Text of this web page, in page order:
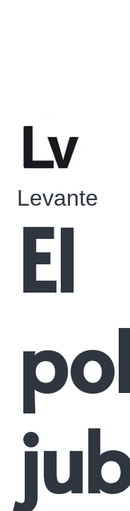
Levante
El